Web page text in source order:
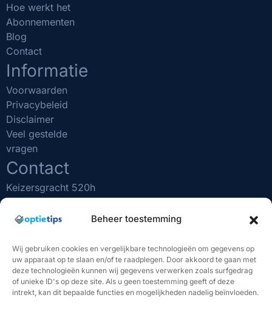
Beheer toestemming
Wij gebruiken cookies en vergelijkbare technologieën om gegevens op
uw apparaat op te slaan en/of te raadplegen. Door akkoord te gaan met
deze technologieën kunnen wij gegevens verwerken zoals surfgedrag
of unieke ID's op deze site. Als u geen toestemming geeft of deze
intrekt, kan dit bepaalde functies en mogelijkheden nadelig beïnvloeden.
Hoe werkt het
Abonnementen
Blog
Contact
Informatie
Voorwaarden
Privacybeleid
Disclaimer
Veel gestelde
vragen
Contact
Keizersgracht 520h
1017 EK Amsterdam
(020) 231 0610
KVK nr: 75481731
BELANGRIJK OM TE WETEN
"Beleggen brengt risico's met zich mee. U kunt (een deel
van) uw inleg verliezen. De handelssignalen van Optietips